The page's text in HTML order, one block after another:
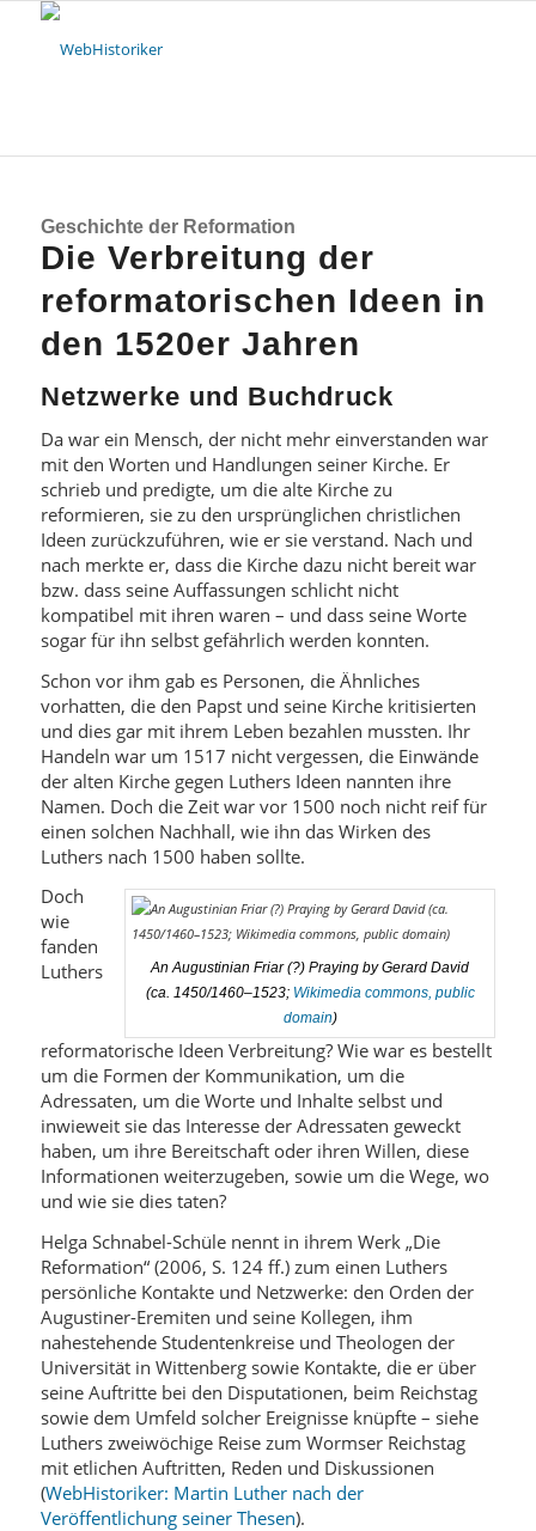
Geschichte der Reformation
Die Verbreitung der
reformatorischen Ideen in
den 1520er Jahren
Netzwerke und Buchdruck
Da war ein Mensch, der nicht mehr einverstanden war
mit den Worten und Handlungen seiner Kirche. Er
schrieb und predigte, um die alte Kirche zu
reformieren, sie zu den ursprünglichen christlichen
Ideen zurückzuführen, wie er sie verstand. Nach und
nach merkte er, dass die Kirche dazu nicht bereit war
bzw. dass seine Auffassungen schlicht nicht
kompatibel mit ihren waren – und dass seine Worte
sogar für ihn selbst gefährlich werden konnten.
Schon vor ihm gab es Personen, die Ähnliches
vorhatten, die den Papst und seine Kirche kritisierten
und dies gar mit ihrem Leben bezahlen mussten. Ihr
Handeln war um 1517 nicht vergessen, die Einwände
der alten Kirche gegen Luthers Ideen nannten ihre
Namen. Doch die Zeit war vor 1500 noch nicht reif für
einen solchen Nachhall, wie ihn das Wirken des
Luthers nach 1500 haben sollte.
An Augustinian Friar (?) Praying by Gerard David
(ca. 1450/1460–1523; Wikimedia commons, public
domain)
Doch
wie
fanden
Luthers
reformatorische Ideen Verbreitung? Wie war es bestellt
um die Formen der Kommunikation, um die
Adressaten, um die Worte und Inhalte selbst und
inwieweit sie das Interesse der Adressaten geweckt
haben, um ihre Bereitschaft oder ihren Willen, diese
Informationen weiterzugeben, sowie um die Wege, wo
und wie sie dies taten?
Helga Schnabel-Schüle nennt in ihrem Werk „Die
Reformation“ (2006, S. 124 ff.) zum einen Luthers
persönliche Kontakte und Netzwerke: den Orden der
Augustiner-Eremiten und seine Kollegen, ihm
nahestehende Studentenkreise und Theologen der
Universität in Wittenberg sowie Kontakte, die er über
seine Auftritte bei den Disputationen, beim Reichstag
sowie dem Umfeld solcher Ereignisse knüpfte – siehe
Luthers zweiwöchige Reise zum Wormser Reichstag
mit etlichen Auftritten, Reden und Diskussionen
(WebHistoriker: Martin Luther nach der
Veröffentlichung seiner Thesen).